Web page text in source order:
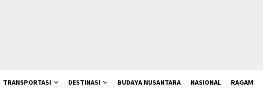
TRANSPORTASI DESTINASI BUDAYA NUSANTARA NASIONAL RAGAM